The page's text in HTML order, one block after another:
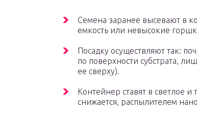
Семена заранее высевают в
емкость или невысокие
Посадку осуществляют так:
по поверхности субстрата,
ее сверху).
Контейнер ставят в светлое и
снижается, распылителем